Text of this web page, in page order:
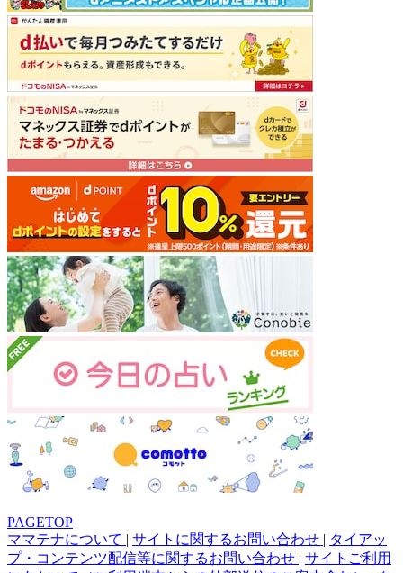
PAGETOP
ママテナについて | サイトに関するお問い合わせ | タイアッ
プ・コンテンツ配信等に関するお問い合わせ | サイトご利用